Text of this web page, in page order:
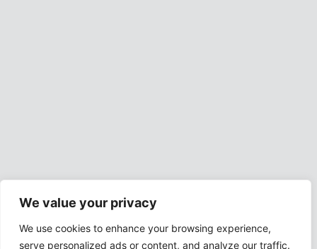
We value your privacy
We use cookies to enhance your browsing experience,
serve personalized ads or content, and analyze our traffic.